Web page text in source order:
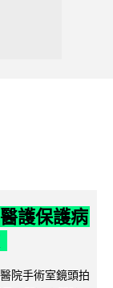
護保護病
院手術室鏡頭拍